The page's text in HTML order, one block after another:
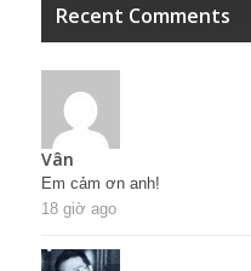
Recent Comments
Vân
Em cảm ơn anh!
18 giờ ago